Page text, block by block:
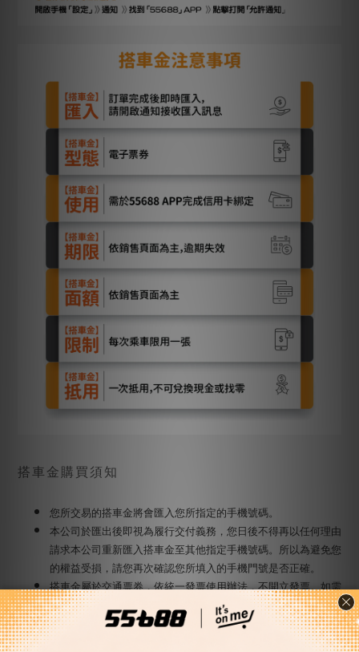
搭車金購買須知
您所交易的搭車金將會匯入您所指定的手機號碼。
本公司於匯出後即視為履行交付義務，您日後不得再以任何理由
請求本公司重新匯入搭車金至其他指定手機號碼。所以為避免您
的權益受損，請您再次確認您所填入的手機門號是否正確。
搭車金屬於交通票券，依統一發票使用辦法，不開立發票。如需
開立購買證明，請在付款時於「訂單備註」告知須開立購買憑
證，您購買的商品在出貨時會將購買憑證Email至您的電子信